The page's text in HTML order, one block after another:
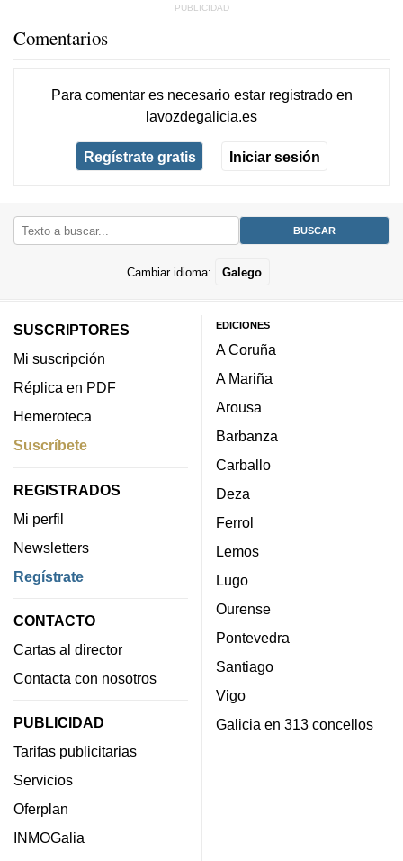
Comentarios
Para comentar es necesario estar registradoen
lavozdegalicia.es
Regístrate gratis Iniciar sesión
Cambiar idioma: Galego
SUSCRIPTORES
Mi suscripción
Réplica en PDF
Hemeroteca
Suscríbete
REGISTRADOS
Mi perfil
Newsletters
Regístrate
CONTACTO
Cartas al director
Contacta con nosotros
PUBLICIDAD
Tarifas publicitarias
Servicios
Oferplan
INMOGalia
EDICIONES
A Coruña
A Mariña
Arousa
Barbanza
Carballo
Deza
Ferrol
Lemos
Lugo
Ourense
Pontevedra
Santiago
Vigo
Galicia en 313 concellos